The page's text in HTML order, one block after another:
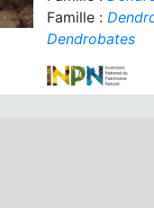
Famille :
Dendrobates